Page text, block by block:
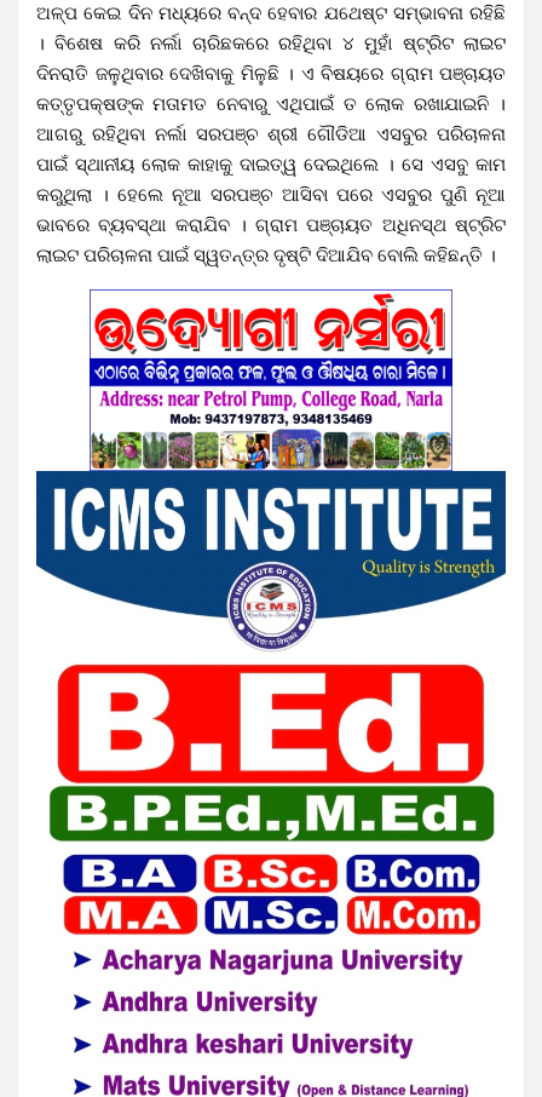
ଅଳ୍ପ କେଇ ଦିନ ମଧ୍ୟରେ ବନ୍ଦ ହେବାର ଯଥେଷ୍ଟ ସମ୍ଭାବନା ରହିଛି
। ବିଶେଷ କରି ନର୍ଲା ଚାରିଛକରେ ରହିଥିବା ୪ ମୁହାଁ ଷ୍ଟ୍ରିଟ ଲାଇଟ
ଦିନରାତି ଜଳୁଥିବାର ଦେଖିବାକୁ ମିଳୁଛି । ଏ ବିଷୟରେ ଗ୍ରାମ ପଞ୍ଚାୟତ
କତ୍ତୃପକ୍ଷଙ୍କ ମତାମତ ନେବାରୁ ଏଥିପାଇଁ ତ ଲୋକ ରଖାଯାଇନି ।
ଆଗରୁ ରହିଥିବା ନର୍ଲା ସରପଞ୍ଚ ଶ୍ରୀ ଗୌଡିଆ ଏସବୁର ପରିଚାଳନା
ପାଇଁ ସ୍ଥାନୀୟ ଲୋକ କାହାକୁ ଦାଇତ୍ୱ ଦେଇଥିଲେ । ସେ ଏସବୁ କାମ
କରୁଥିଲା । ହେଲେ ନୂଆ ସରପଞ୍ଚ ଆସିବା ପରେ ଏସବୁର ପୁଣି ନୂଆ
ଭାବରେ ବ୍ୟବସ୍ଥା କରାଯିବ । ଗ୍ରାମ ପଞ୍ଚାୟତ ଅଧିନସ୍ଥ ଷ୍ଟ୍ରିଟ
ଲାଇଟ ପରିଚାଳନା ପାଇଁ ସ୍ୱତନ୍ତ୍ର ଦୃଷ୍ଟି ଦିଆଯିବ ବୋଲି କହିଛନ୍ତି ।